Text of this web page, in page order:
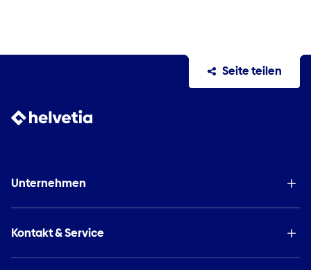
Seite teilen
Unternehmen
Kontakt & Service